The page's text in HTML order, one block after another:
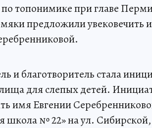
топонимике при главе
предложили увековечить
и благотворитель стала
для слепых детей.
имя Евгении
школа № 22» на ул. Сибирской,